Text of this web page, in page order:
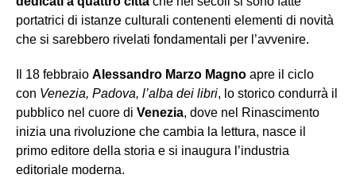
portatrici di istanze culturali contenenti elementi di novità
che si sarebbero rivelati fondamentali per l’avvenire.
Il 18 febbraio Alessandro Marzo Magno apre il ciclo
con Venezia, Padova, l’alba dei libri, lo storico condurrà il
pubblico nel cuore di Venezia, dove nel Rinascimento
inizia una rivoluzione che cambia la lettura, nasce il
primo editore della storia e si inaugura l’industria
editoriale moderna.